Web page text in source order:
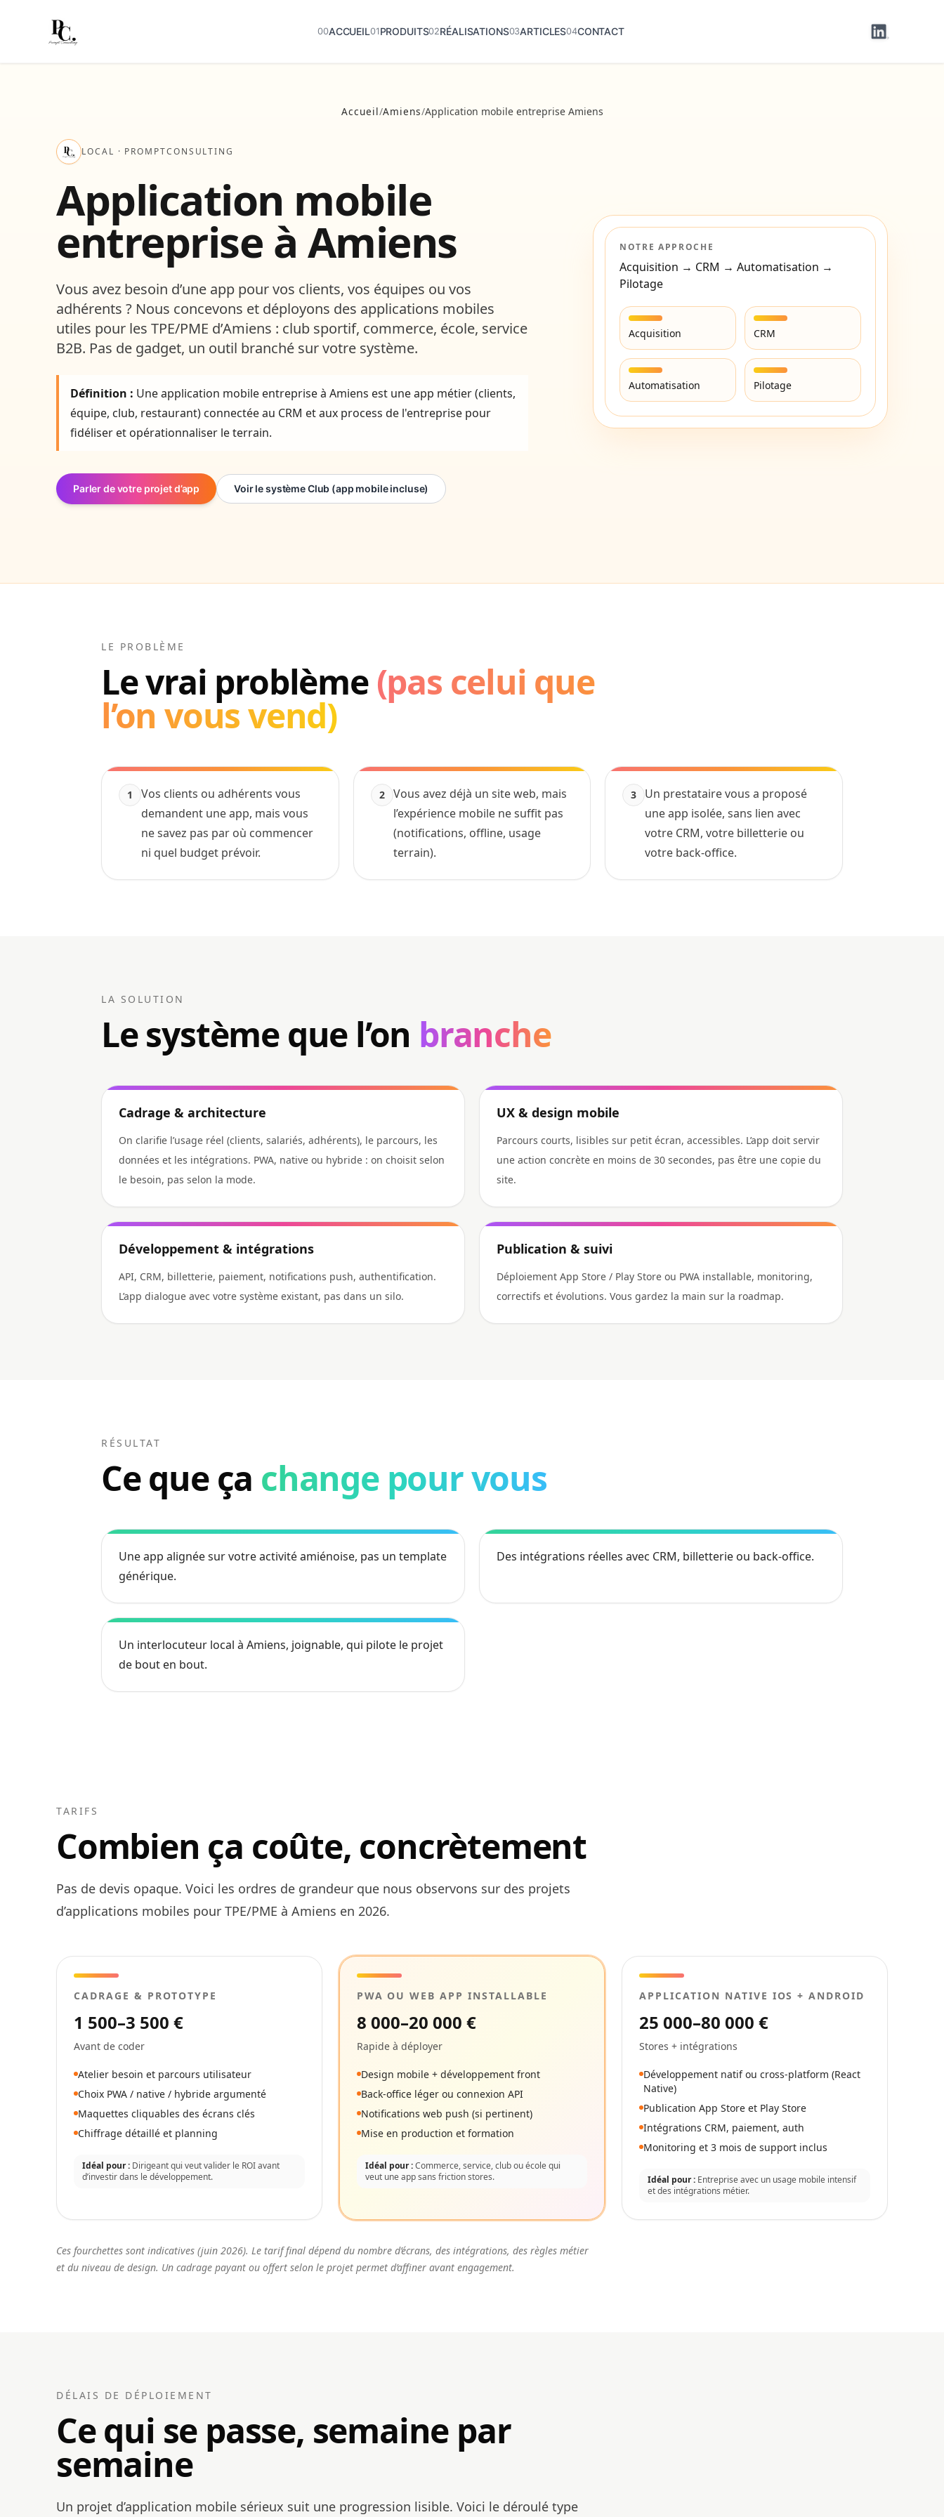
ACCUEIL PRODUITS RÉALISATIONS ARTICLES CONTACT
ACCUEIL PRODUITS RÉALISATIONS ARTICLES CONTACT
Accueil/Amiens/Application mobile entreprise Amiens
LOCAL · PROMPTCONSULTING
Application mobile
entreprise à Amiens
Vous avez besoin d’une app pour vos clients, vos équipes ou vos
adhérents ? Nous concevons et déployons des applications mobiles
utiles pour les TPE/PME d’Amiens : club sportif, commerce, école, service
B2B. Pas de gadget, un outil branché sur votre système.
Définition : Une application mobile entreprise à Amiens est une app métier (clients,
équipe, club, restaurant) connectée au CRM et aux process de l'entreprise pour
fidéliser et opérationnaliser le terrain.
Parler de votre projet d’app Voir le système Club (app mobile incluse)
NOTRE APPROCHE
Acquisition → CRM → Automatisation →
Pilotage
Acquisition CRM
Automatisation Pilotage
LE PROBLÈME
Le vrai problème (pas celui que
l’on vous vend)
1
Vos clients ou adhérents vous
demandent une app, mais vous
ne savez pas par où commencer
ni quel budget prévoir.
2
Vous avez déjà un site web, mais
l’expérience mobile ne suffit pas
(notifications, offline, usage
terrain).
3
Un prestataire vous a proposé
une app isolée, sans lien avec
votre CRM, votre billetterie ou
votre back-office.
LA SOLUTION
Le système que l’on branche
Cadrage & architecture
On clarifie l’usage réel (clients, salariés, adhérents), le parcours, les
données et les intégrations. PWA, native ou hybride : on choisit selon
le besoin, pas selon la mode.
UX & design mobile
Parcours courts, lisibles sur petit écran, accessibles. L’app doit servir
une action concrète en moins de 30 secondes, pas être une copie du
site.
Développement & intégrations
API, CRM, billetterie, paiement, notifications push, authentification.
L’app dialogue avec votre système existant, pas dans un silo.
Publication & suivi
Déploiement App Store / Play Store ou PWA installable, monitoring,
correctifs et évolutions. Vous gardez la main sur la roadmap.
RÉSULTAT
Ce que ça change pour vous
Une app alignée sur votre activité amiénoise, pas un template
générique.
Des intégrations réelles avec CRM, billetterie ou back-office.
Un interlocuteur local à Amiens, joignable, qui pilote le projet
de bout en bout.
TARIFS
Combien ça coûte, concrètement
Pas de devis opaque. Voici les ordres de grandeur que nous observons sur des projets
d’applications mobiles pour TPE/PME à Amiens en 2026.
CADRAGE & PROTOTYPE
1 500–3 500 €
Avant de coder
Atelier besoin et parcours utilisateur
Choix PWA / native / hybride argumenté
Maquettes cliquables des écrans clés
Chiffrage détaillé et planning
Idéal pour : Dirigeant qui veut valider le ROI avant
d’investir dans le développement.
PWA OU WEB APP INSTALLABLE
8 000–20 000 €
Rapide à déployer
Design mobile + développement front
Back-office léger ou connexion API
Notifications web push (si pertinent)
Mise en production et formation
Idéal pour :Commerce, service, club ou école qui
veut une app sans friction stores.
APPLICATION NATIVE IOS + ANDROID
25 000–80 000 €
Stores + intégrations
Développement natif ou cross-platform (React
Native)
Publication App Store et Play Store
Intégrations CRM, paiement, auth
Monitoring et 3 mois de support inclus
Idéal pour : Entreprise avec un usage mobile intensif
et des intégrations métier.
Ces fourchettes sont indicatives (juin 2026). Le tarif final dépend du nombre d’écrans, des intégrations, des règles métier
et du niveau de design. Un cadrage payant ou offert selon le projet permet d’affiner avant engagement.
DÉLAIS DE DÉPLOIEMENT
Ce qui se passe, semaine par
semaine
Un projet d’application mobile sérieux suit une progression lisible. Voici le déroulé type